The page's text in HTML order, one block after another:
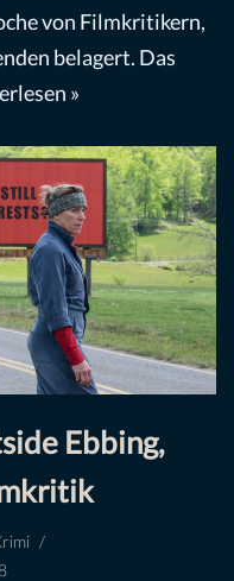
von Filmkritikern,
belagert. Das
»
Ebbing,